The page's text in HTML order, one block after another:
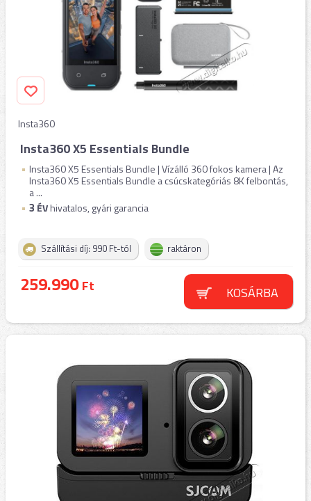
Insta360
Insta360 X5 Essentials Bundle
Insta360 X5 Essentials Bundle | Vízálló 360 fokos kamera | Az
Insta360 X5 Essentials Bundle a csúcskategóriás 8K felbontás,
a ...
3 ÉVhivatalos, gyári garancia
Szállítási díj: 990 Ft-tól raktáron
259.990Ft KOSÁRBA